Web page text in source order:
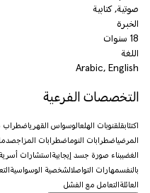
صوتية, كتابية
الخبرة
18 سنوات
اللغة
Arabic, English
التخصصات الفرعية
اكتئابقلقنوبات الهلعالوسواس القهرياضطراب
المرضياضطرابات النوماضطرابات المزاج
الغضببناء صورة جسد إيجابية استشارات أسرية
بالنفسمهارات التواصلالشخصية الوسواسية
العائلة التعامل مع الفشل